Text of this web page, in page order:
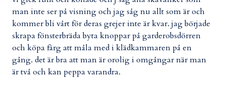
man inte ser på visning och jag såg nu allt som är och
kommer bli vårt för deras grejer inte är kvar. jag började
skrapa fönsterbräda byta knoppar på garderobsdörren
och köpa färg att måla med i klädkammaren på en
gång. det är bra att man är orolig i omgångar när man
är två och kan peppa varandra.